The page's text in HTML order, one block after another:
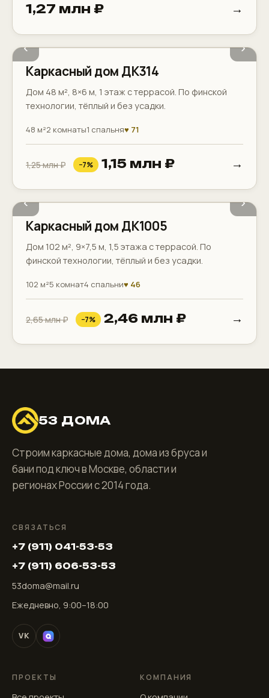
1,27 млн ₽ →
‹ ›
Терраса Котельная
Каркасный дом ДК314
Дом 48 м², 8×6 м, 1 этаж с террасой. По финской
технологии, тёплый и без усадки.
48 м²2 комнаты1 спальня♥ 71
1,25 млн ₽ −7% 1,15 млн ₽ →
‹ ›
2 санузла Терраса Балкон
Каркасный дом ДК1005
Дом 102 м², 9×7,5 м, 1,5 этажа с террасой. По
финской технологии, тёплый и без усадки.
102 м²5 комнат4 спальни♥ 46
2,65 млн ₽ −7% 2,46 млн ₽ →
53 ДОМА
Строим каркасные дома, дома из бруса и
бани под ключ в Москве, области и
регионах России с 2014 года.
СВЯЗАТЬСЯ
+7 (911) 041-53-53
+7 (911) 606-53-53
53doma@mail.ru
Ежедневно, 9:00–18:00
VK
ПРОЕКТЫ КОМПАНИЯ